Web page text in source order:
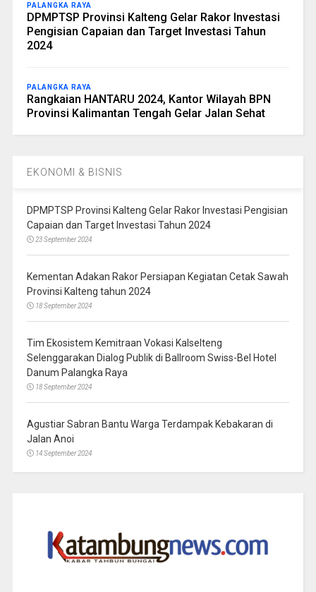
PALANGKA RAYA
DPMPTSP Provinsi Kalteng Gelar Rakor Investasi
Pengisian Capaian dan Target Investasi Tahun
2024
PALANGKA RAYA
Rangkaian HANTARU 2024, Kantor Wilayah BPN
Provinsi Kalimantan Tengah Gelar Jalan Sehat
EKONOMI & BISNIS
DPMPTSP Provinsi Kalteng Gelar Rakor Investasi Pengisian
Capaian dan Target Investasi Tahun 2024
23 September 2024
Kementan Adakan Rakor Persiapan Kegiatan Cetak Sawah
Provinsi Kalteng tahun 2024
18 September 2024
Tim Ekosistem Kemitraan Vokasi Kalselteng
Selenggarakan Dialog Publik di Ballroom Swiss-Bel Hotel
Danum Palangka Raya
18 September 2024
Agustiar Sabran Bantu Warga Terdampak Kebakaran di
Jalan Anoi
14 September 2024